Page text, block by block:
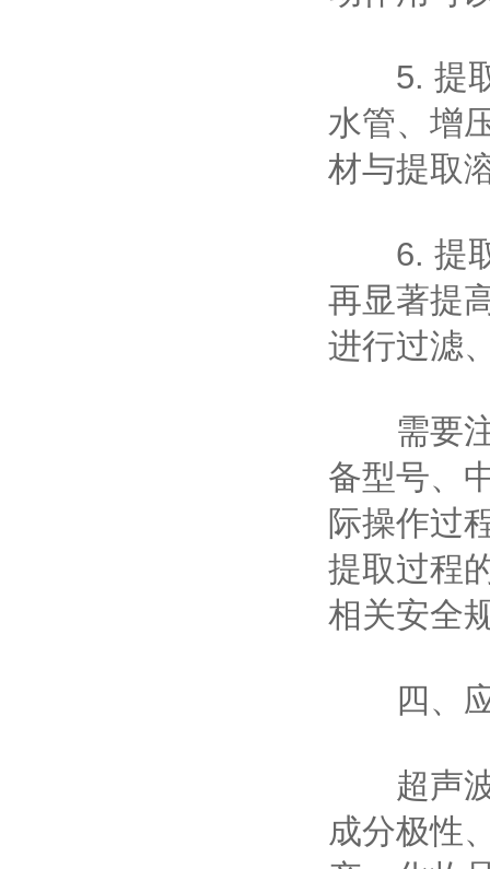
5. 提取
水管、增
材与提取
6. 提取
再显著提
进行过滤
需要注
备型号、
际操作过
提取过程
相关安全
四、应
超声波
成分极性